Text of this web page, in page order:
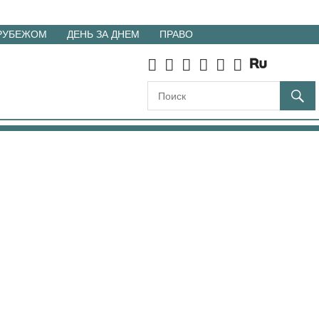
ДЕНЬ ЗА ДНЕМ ПРАВО